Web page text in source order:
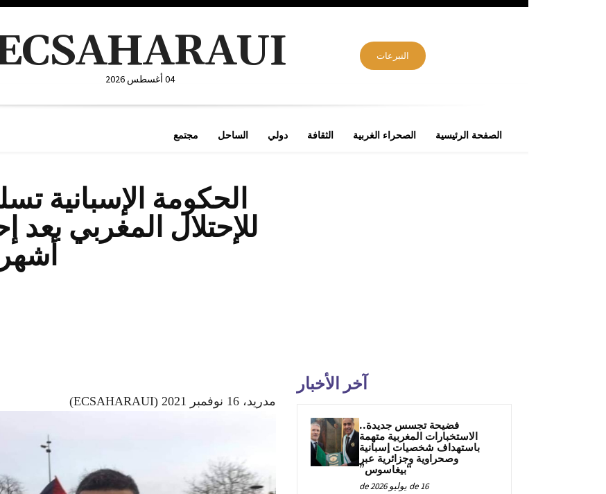
التبرعات
04 أغسطس 2026
الصفحة الرئيسية الصحراء الغربية الثقافة دولي الساحل مجتمع
الحكومة الإسبانية
مدريد، 16 نوفمبر 2021 (ECSAHARAUI)
آخر الأخبار
فضيحة تجسس جديدة..
الاستخبارات المغربية متهمة
باستهداف شخصيات إسبانية
وصحراوية وجزائرية عبر
“بيغاسوس”
16 de يوليو de 2026